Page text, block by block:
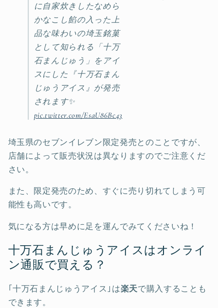
に自家炊きしたなめら
かなこし餡の入った上
品な味わいの埼玉銘菓
として知られる「十万
石まんじゅう」をアイ
スにした『十万石まん
じゅうアイス』が発売
されます✨
pic.twitter.com/EsaU86Bc43
埼玉県のセブンイレブン限定発売とのことですが、
店舗によって販売状況は異なりますのでご注意くだ
さい。
また、限定発売のため、すぐに売り切れてしまう可
能性も高いです。
気になる方は早めに足を運んでみてくださいね！
十万石まんじゅうアイスはオンライ
ン通販で買える？
｢十万石まんじゅうアイス｣は楽天で購入することも
できます。